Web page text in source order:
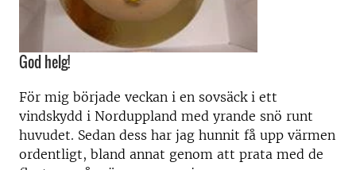
God helg!
För mig började veckan i en sovsäck i ett
vindskydd i Norduppland med yrande snö runt
huvudet. Sedan dess har jag hunnit få upp värmen
ordentligt, bland annat genom att prata med de